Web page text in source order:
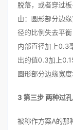
脱落，或者穿过
由：圆形部分边
径的比例失去平
内部直径加上0.3
出的值0.3加上
圆形部分边缘宽度
3 第三步 两种过
被称作方案A的那